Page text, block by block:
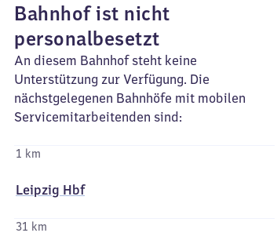
Bahnhof ist nicht
personalbesetzt
An diesem Bahnhof steht keine
Unterstützung zur Verfügung. Die
nächstgelegenen Bahnhöfe mit mobilen
Servicemitarbeitenden sind:
1 km
Leipzig Hbf
31 km